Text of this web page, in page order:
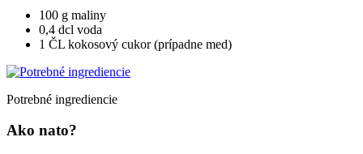
100 g maliny
0,4 dcl voda
1 ČL kokosový cukor (prípadne med)
Potrebné ingrediencie
Ako nato?